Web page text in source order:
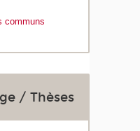
communs
/ Thèses